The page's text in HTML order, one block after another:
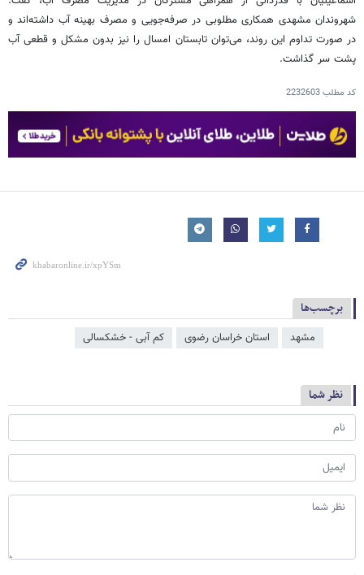
شهروندان مشهدی همکاری مطلوبی در صرفه‌جویی و مصرف بهینه آب داشته‌اند و
در صورت تداوم این روند، می‌توان تابستان امسال را نیز بدون مشکل و قطعی آب
پشت سر گذاشت.
کد مطلب2232603
برچسب‌ها
مشهد استان خراسان رضوی کم آبی - خشکسالی
نظر شما